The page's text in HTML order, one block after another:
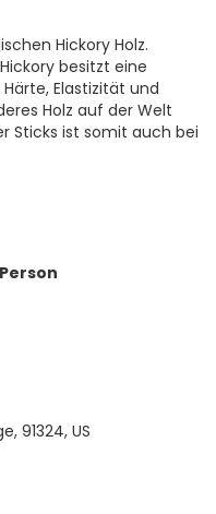
Hickory Holz.
besitzt eine
Elastizität und
Holz auf der Welt
Sticks ist somit auch bei
91324, US